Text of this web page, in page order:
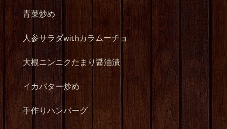
青菜炒め
人参サラダwithカラムーチョ
大根ニンニクたまり醤油漬
イカバター炒め
手作りハンバーグ